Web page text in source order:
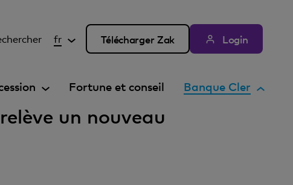
fr Télécharger Zak Login
Fortune et conseil Banque Cler
un nouveau